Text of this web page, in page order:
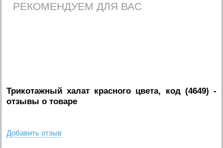
РЕКОМЕНДУЕМ ДЛЯ ВАС
Трикотажный халат красного цвета, код (4649) -
отзывы о товаре
Добавить отзыв